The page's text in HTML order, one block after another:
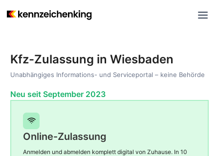
Kfz-Zulassung in Wiesbaden
Unabhängiges Informations- und Serviceportal – keine Behörde
Neu seit September 2023
Online-Zulassung
Anmelden und abmelden komplett digital von Zuhause. In 10